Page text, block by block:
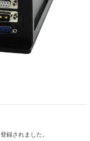
録されました。